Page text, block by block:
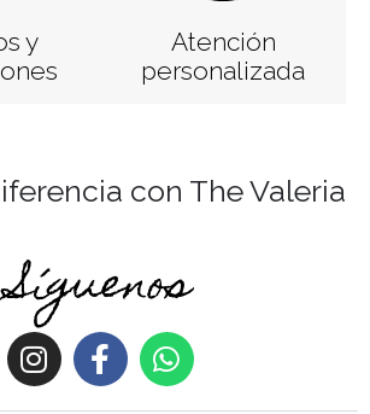
y
Atención
personalizada
con The Valeria
Síguenos